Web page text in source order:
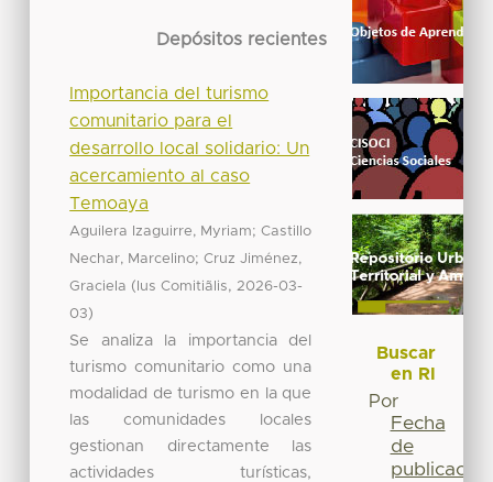
Depósitos recientes
Importancia del turismo
comunitario para el
desarrollo local solidario: Un
acercamiento al caso
Temoaya
Aguilera Izaguirre, Myriam;Castillo
Nechar, Marcelino;Cruz Jiménez,
Graciela ( Ius Comitiãlis, 2026-03-
03)
Se analiza la importancia del
turismo comunitario como una
modalidad de turismo en la que
las comunidades locales
gestionan directamente las
actividades turísticas,
Buscar
en RI
Por
Fecha
de
publicación